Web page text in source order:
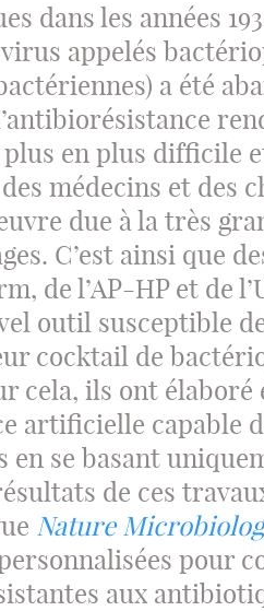
dans les années
appelés
a été
en plus difficile
médecins et des
due à la très
C’est ainsi que
de l’AP-HP et de
outil susceptible
cocktail de
cela, ils ont
artificielle capable
en se basant
de ces
Nature
pour
aux